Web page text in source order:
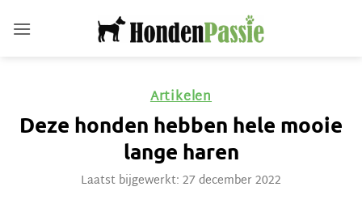
naar
Artikelen
Deze honden hebben hele mooie
lange haren
Laatst bijgewerkt: 27 december 2022